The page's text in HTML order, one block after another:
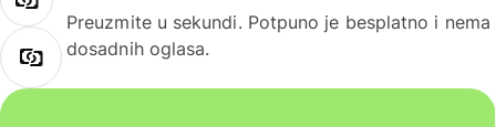
Preuzmite u sekundi. Potpuno je besplatno i nema
dosadnih oglasa.